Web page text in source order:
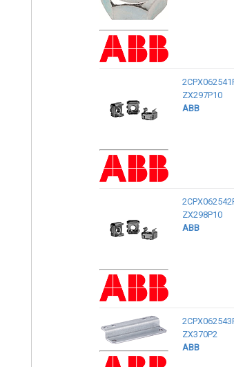
ZX297P10
ABB
ZX298P10
ABB
ZX370P2
ABB